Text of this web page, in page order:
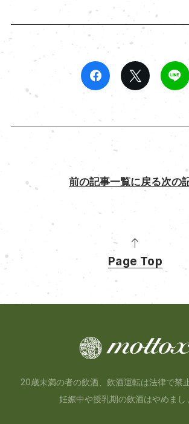
前の記事一覧に戻る次の
Page Top
20歳未満の者の飲酒、飲酒運転は法律で禁
妊娠中や授乳期の飲酒はやめまし